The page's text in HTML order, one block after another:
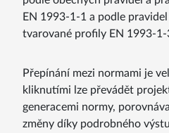
EN 1993-1-1 a podle
tvarované profily EN 1993-1-
Přepínání mezi normami je
kliknutími lze převádět
generacemi normy,
změny díky podrobného